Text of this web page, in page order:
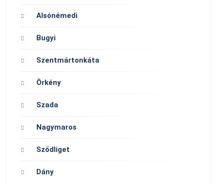
Alsónémedi
Bugyi
Szentmártonkáta
Örkény
Szada
Nagymaros
Sződliget
Dány